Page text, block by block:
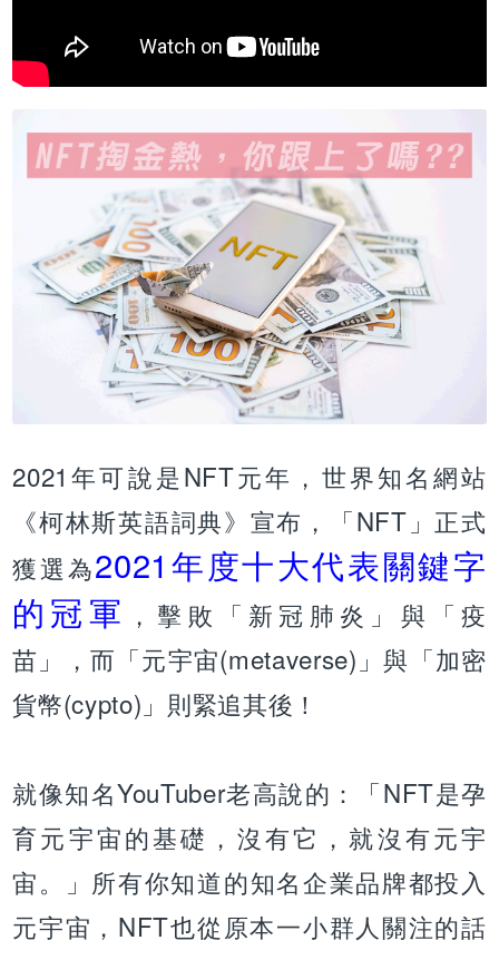
2021年可說是NFT元年，世界知名網站
《柯林斯英語詞典》宣布，「NFT」正式
獲選為2021年度十大代表關鍵字
的冠軍 ，擊敗「新冠肺炎」與「疫
苗」，而「元宇宙(metaverse)」與「加密
貨幣(cypto)」則緊追其後！
就像知名YouTuber老高說的：「NFT是孕
育元宇宙的基礎，沒有它，就沒有元宇
宙。」所有你知道的知名企業品牌都投入
元宇宙，NFT也從原本一小群人關注的話